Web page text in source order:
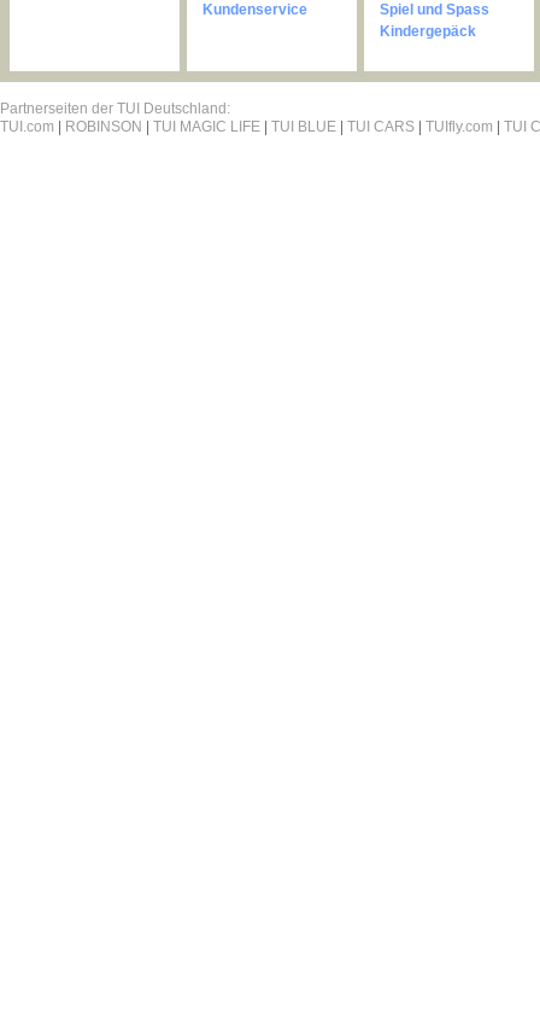
Kundenservice
Spiel und Spass
Kindergepäck
Partnerseiten der TUI Deutschland:
TUI.com
ROBINSON TUI MAGIC LIFE TUI BLUE TUI CARS TUIfly.com TUI